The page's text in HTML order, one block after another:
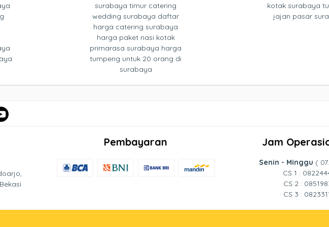
surabaya timur catering
wedding surabaya daftar
harga catering surabaya
harga paket nasi kotak
primarasa surabaya harga
tumpeng untuk 20 orang di
surabaya
kotak surabaya
jajan pasar
Pembayaran Jam
Senin - Minggu (
CS 1 :
CS 2 :
CS 3 :